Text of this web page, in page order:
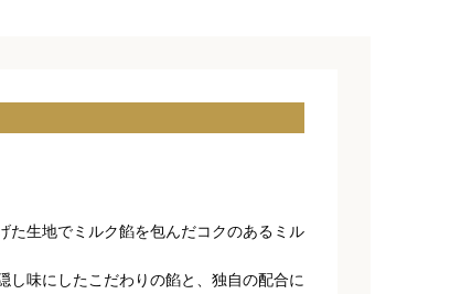
た生地でミルク餡を包んだコクのあるミル
し味にしたこだわりの餡と、独自の配合に